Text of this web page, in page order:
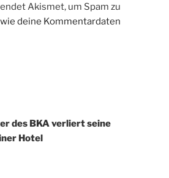
Akismet, um Spam zu
deine Kommentardaten
des BKA verliert seine
Hotel